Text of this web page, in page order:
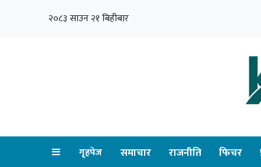
२०८३ साउन २१ बिहीबार
गृहपेज समाचार राजनीति फिचर